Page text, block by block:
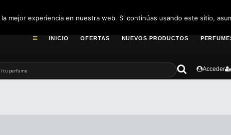
INICIO OFERTAS NUEVOS PRODUCTOS
Acceder
mejor experiencia en nuestra web. Si continúas usando este sitio,